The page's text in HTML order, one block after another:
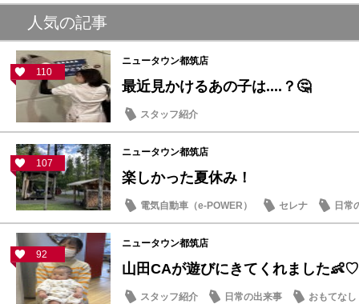
話題の情報
人気の記事
110
ニュータウン都筑店
最近見かけるあの子は....？🤔
スタッフ紹介
107
ニュータウン都筑店
楽しかった夏休み！
電気自動車（e-POWER） セレナ 日常
92
ニュータウン都筑店
山田CAが遊びにきてくれました👶♡
スタッフ紹介 日常の出来事 おもてなし